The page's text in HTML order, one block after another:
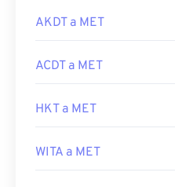
AKDT a MET
ACDT a MET
HKT a MET
WITA a MET